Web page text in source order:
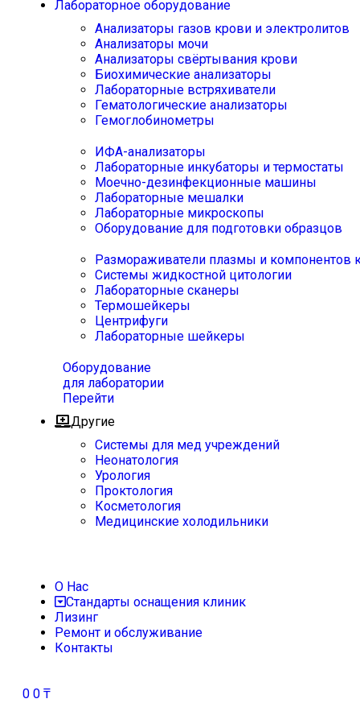
Лабораторное оборудование
Анализаторы газов крови и электролитов
Анализаторы мочи
Анализаторы свёртывания крови
Биохимические анализаторы
Лабораторные встряхиватели
Гематологические анализаторы
Гемоглобинометры
ИФА-анализаторы
Лабораторные инкубаторы и термостаты
Моечно-дезинфекционные машины
Лабораторные мешалки
Лабораторные микроскопы
Оборудование для подготовки образцов
Размораживатели плазмы и компонентов
Системы жидкостной цитологии
Лабораторные сканеры
Термошейкеры
Центрифуги
Лабораторные шейкеры
Оборудование
для лаборатории
Перейти
Другие
Системы для мед учреждений
Неонатология
Урология
Проктология
Косметология
Медицинские холодильники
О Нас
Стандарты оснащения клиник
Лизинг
Ремонт и обслуживание
Контакты
0 0 ₸